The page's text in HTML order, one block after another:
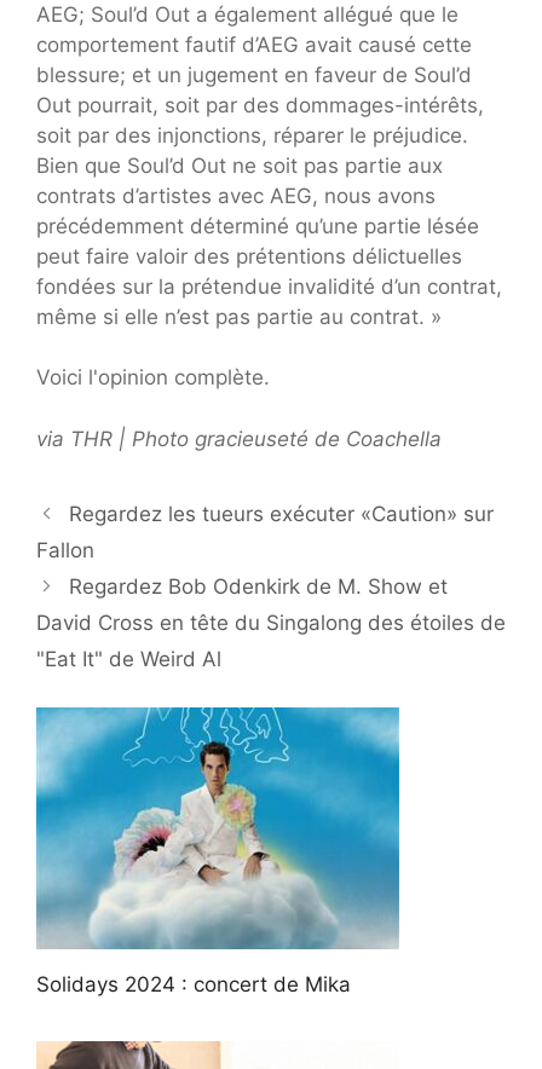
AEG; Soul’d Out a également allégué que le
comportement fautif d’AEG avait causé cette
blessure; et un jugement en faveur de Soul’d
Out pourrait, soit par des dommages-intérêts,
soit par des injonctions, réparer le préjudice.
Bien que Soul’d Out ne soit pas partie aux
contrats d’artistes avec AEG, nous avons
précédemment déterminé qu’une partie lésée
peut faire valoir des prétentions délictuelles
fondées sur la prétendue invalidité d’un contrat,
même si elle n’est pas partie au contrat. »
Voici l'opinion complète.
via THR | Photo gracieuseté de Coachella
Regardez les tueurs exécuter «Caution» sur
Fallon
Regardez Bob Odenkirk de M. Show et
David Cross en tête du Singalong des étoiles de
"Eat It" de Weird Al
Solidays 2024 : concert de Mika